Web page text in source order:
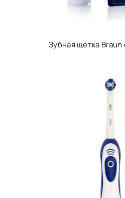
Зубная щетка Braun